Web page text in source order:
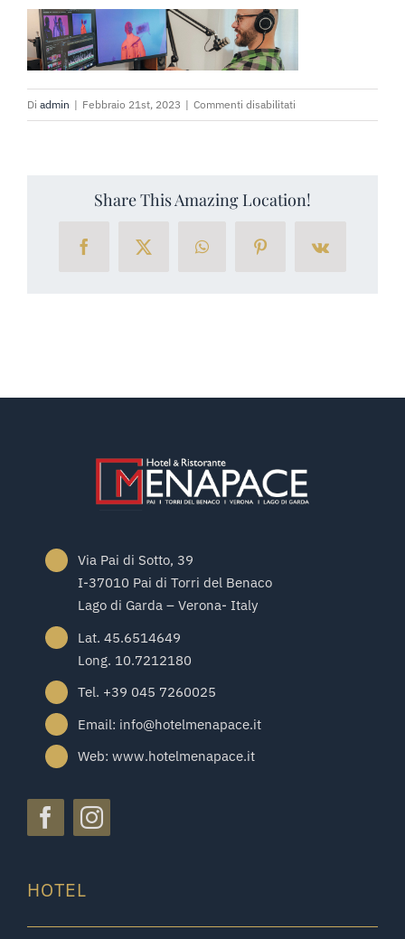
RICHIEDI PREVENTIVO
Di admin | Febbraio 21st, 2023 | Commenti disabilitati
header-
Share This Amazing Location!
FacebookX WhatsAppPinterestVk
Via Pai di Sotto, 39
I-37010 Pai di Torri del Benaco
Lago di Garda – Verona- Italy
Lat. 45.6514649
Long. 10.7212180
Tel. +39 045 7260025
Email: info@hotelmenapace.it
Web: www.hotelmenapace.it
HOTEL